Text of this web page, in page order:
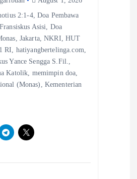
2:1-4, Doa Pembawa
Asisi, Doa
Jakarta, NKRI, HUT
RI, hatiyangbertelinga.com,
Yance Sengga S.Fil.,
Katolik, memimpin doa,
(Monas), Kementerian